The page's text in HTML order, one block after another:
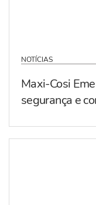
NOTÍCIAS
Maxi-Cosi
segurança e